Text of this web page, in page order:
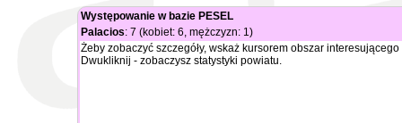
Występowanie w bazie PESEL
Palacios: 7 (kobiet: 6, mężczyzn: 1)
Żeby zobaczyć szczegóły, wskaż kursorem obszar
Dwukliknij - zobaczysz statystyki powiatu.